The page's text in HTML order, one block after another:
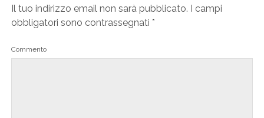
Il tuo indirizzo email non sarà pubblicato. I campi
obbligatori sono contrassegnati *
Commento